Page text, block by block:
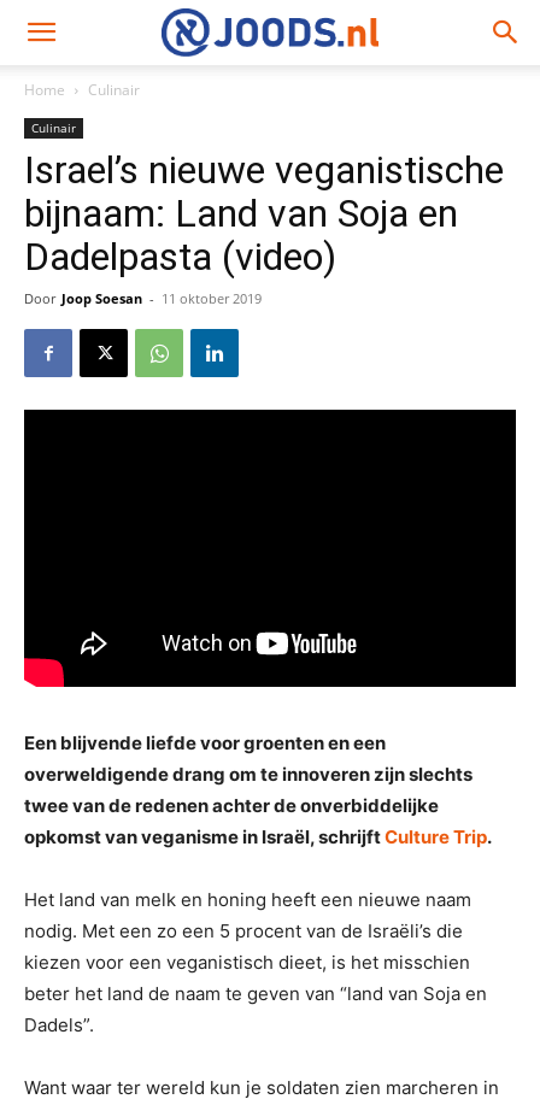
Home Culinair
Culinair
Israel’s nieuwe veganistische
bijnaam: Land van Soja en
Dadelpasta (video)
Door Joop Soesan - 11 oktober 2019
Een blijvende liefde voor groenten en een
overweldigende drang om te innoveren zijn slechts
twee van de redenen achter de onverbiddelijke
opkomst van veganisme in Israël, schrijftCulture Trip.
Het land van melk en honing heeft een nieuwe naam
nodig. Met een zo een 5 procent van de Israëli’s die
kiezen voor een veganistisch dieet, is het misschien
beter het land de naam te geven van “land van Soja en
Dadels”.
Want waar ter wereld kun je soldaten zien marcheren in